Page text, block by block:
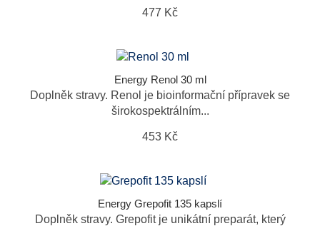
477 Kč
Energy Renol 30 ml
Doplněk stravy. Renol je bioinformační přípravek se
širokospektrálním...
453 Kč
Energy Grepofit 135 kapslí
Doplněk stravy. Grepofit je unikátní preparát, který